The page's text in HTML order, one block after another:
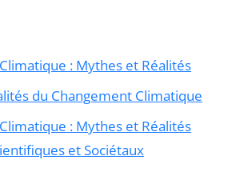
: Mythes et Réalités
du Changement Climatique
: Mythes et Réalités
et Sociétaux